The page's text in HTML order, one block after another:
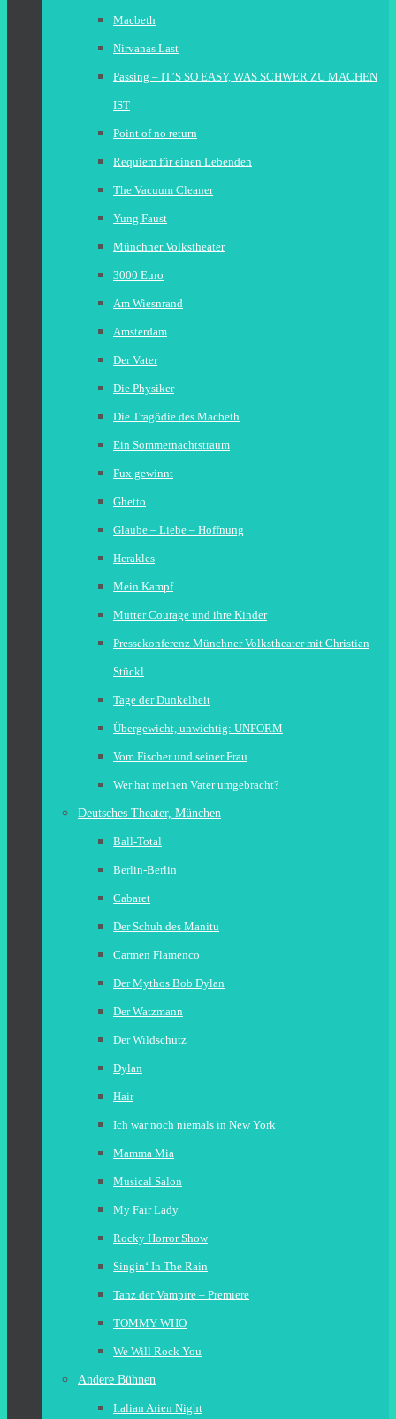
Macbeth
Nirvanas Last
Passing – IT’S SO EASY, WAS SCHWER ZU MACHEN
IST
Point of no return
Requiem für einen Lebenden
The Vacuum Cleaner
Yung Faust
Münchner Volkstheater
3000 Euro
Am Wiesnrand
Amsterdam
Der Vater
Die Physiker
Die Tragödie des Macbeth
Ein Sommernachtstraum
Fux gewinnt
Ghetto
Glaube – Liebe – Hoffnung
Herakles
Mein Kampf
Mutter Courage und ihre Kinder
Pressekonferenz Münchner Volkstheater mit Christian
Stückl
Tage der Dunkelheit
Übergewicht, unwichtig: UNFORM
Vom Fischer und seiner Frau
Wer hat meinen Vater umgebracht?
Deutsches Theater, München
Ball-Total
Berlin-Berlin
Cabaret
Der Schuh des Manitu
Carmen Flamenco
Der Mythos Bob Dylan
Der Watzmann
Der Wildschütz
Dylan
Hair
Ich war noch niemals in New York
Mamma Mia
Musical Salon
My Fair Lady
Rocky Horror Show
Singin‘ In The Rain
Tanz der Vampire – Premiere
TOMMY WHO
We Will Rock You
Andere Bühnen
Italian Arien Night